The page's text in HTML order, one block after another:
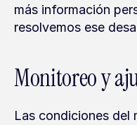
más información
resolvemos ese
Monitoreo y
Las condiciones del